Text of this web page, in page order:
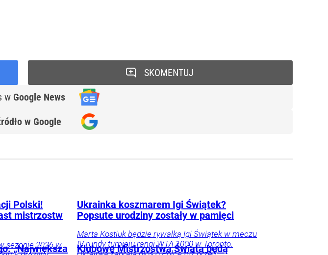
w Google News
w Google
SKOMENTUJ
Polski!
mistrzostw
sezonie 2026 w
Ukrainka koszmarem Igi Świątek?
Popsute urodziny zostały w pamięci
Marta Kostiuk będzie rywalką Igi Świątek w meczu
IV rundy turnieju rangi WTA 1000 w Toronto.
„Największa
Klubowe Mistrzostwa Świata będą